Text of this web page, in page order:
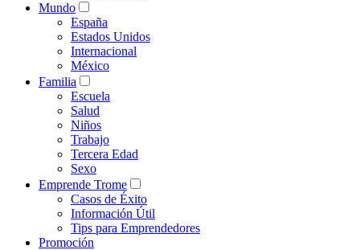
Mundo
España
Estados Unidos
Internacional
México
Familia
Escuela
Salud
Niños
Trabajo
Tercera Edad
Sexo
Emprende Trome
Casos de Éxito
Información Útil
Tips para Emprendedores
Promoción